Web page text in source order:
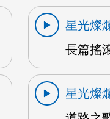
星光燦
長篇搖
星光燦